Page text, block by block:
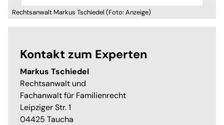
Rechtsanwalt Markus Tschiedel (Foto: Anzeige)
Kontakt zum Experten
Markus Tschiedel
Rechtsanwalt und
Fachanwalt für Familienrecht
Leipziger Str. 1
04425 Taucha